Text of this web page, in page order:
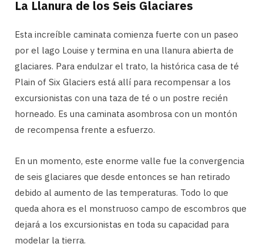
La Llanura de los Seis Glaciares
Esta increíble caminata comienza fuerte con un paseo
por el lago Louise y termina en una llanura abierta de
glaciares. Para endulzar el trato, la histórica casa de té
Plain of Six Glaciers está allí para recompensar a los
excursionistas con una taza de té o un postre recién
horneado. Es una caminata asombrosa con un montón
de recompensa frente a esfuerzo.
En un momento, este enorme valle fue la convergencia
de seis glaciares que desde entonces se han retirado
debido al aumento de las temperaturas. Todo lo que
queda ahora es el monstruoso campo de escombros que
dejará a los excursionistas en toda su capacidad para
modelar la tierra.